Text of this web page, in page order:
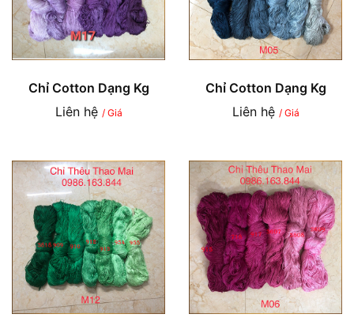
Chỉ Cotton Dạng Kg
Liên hệ / Giá
Chỉ Cotton Dạng Kg
Liên hệ / Giá